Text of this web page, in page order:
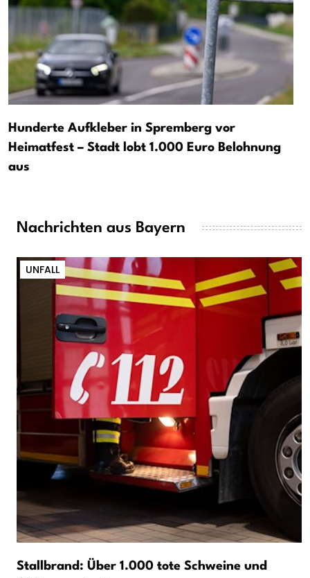
Hunderte Aufkleber in Spremberg vor
Heimatfest – Stadt lobt 1.000 Euro Belohnung
aus
Nachrichten aus Bayern
UNFALL
Stallbrand: Über 1.000 tote Schweine und